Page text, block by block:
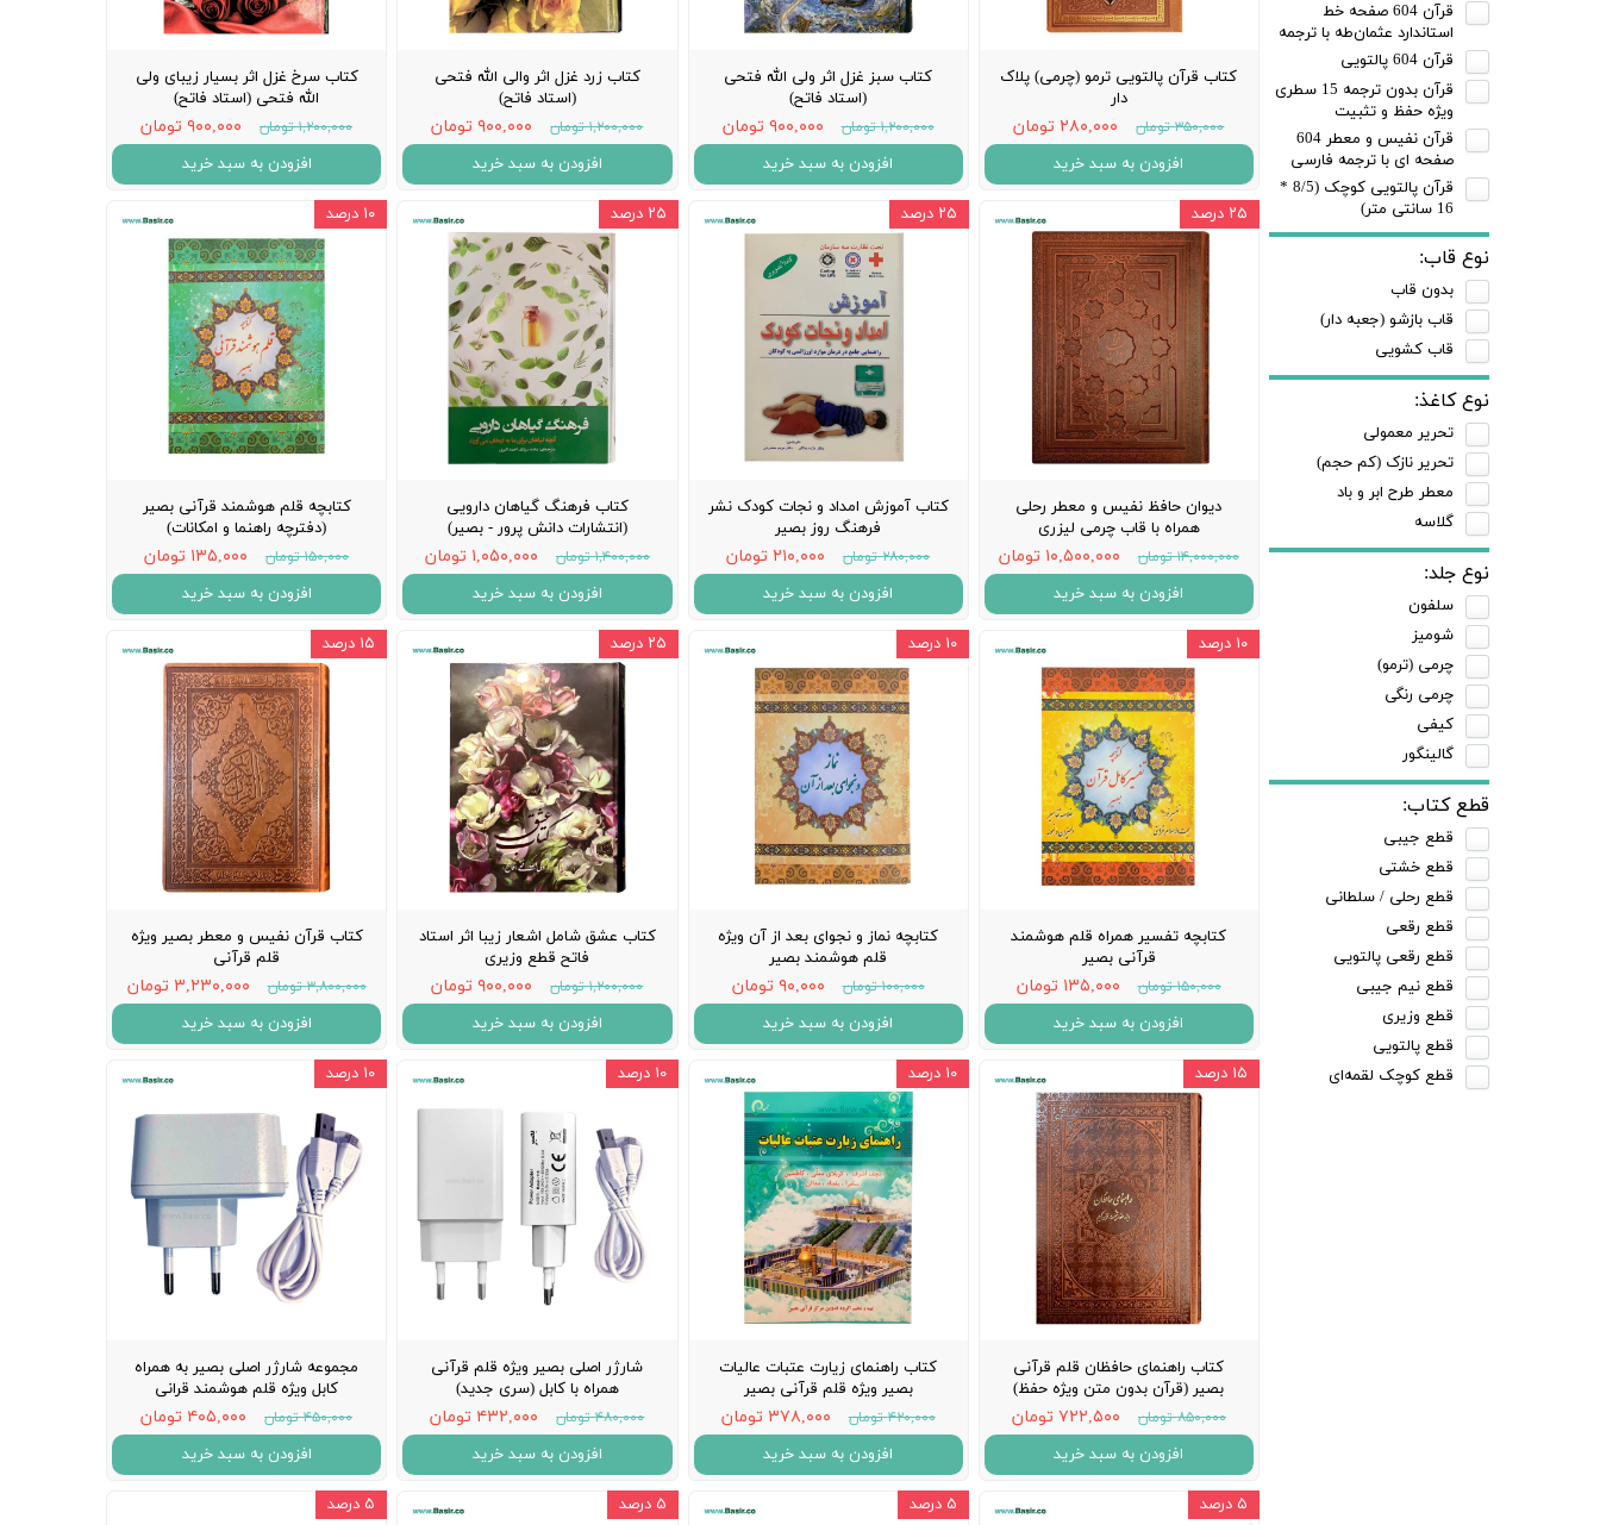
قرآن 604 صفحه خط
استاندارد عثمان‌طه با ترجمه
قرآن 604 پالتویی
قرآن بدون ترجمه 15 سطری
ویژه حفظ و تثبیت
قرآن نفیس و معطر 604
صفحه ای با ترجمه فارسی
قرآن پالتویی کوچک (8/5 *
16 سانتی متر)
نوع قاب:
بدون قاب
قاب بازشو (جعبه دار)
قاب کشویی
نوع کاغذ:
تحریر معمولی
تحریر نازک (کم حجم)
معطر طرح ابر و باد
گلاسه
نوع جلد:
سلفون
شومیز
چرمی (ترمو)
چرمی رنگی
کیفی
گالینگور
قطع کتاب:
قطع جیبی
قطع خشتی
قطع رحلی / سلطانی
قطع رقعی
قطع رقعی پالتویی
قطع نیم جیبی
قطع وزیری
قطع پالتویی
قطع کوچک لقمه‌ای
کتاب قرآن پالتویی ترمو (چرمی) پلاک
دار
۳۵۰,۰۰۰ تومان ۲۸۰,۰۰۰ تومان
افزودن به سبد خرید
کتاب سبز غزل اثر ولی الله فتحی
(استاد فاتح)
۱,۲۰۰,۰۰۰ تومان ۹۰۰,۰۰۰ تومان
افزودن به سبد خرید
کتاب زرد غزل اثر والی الله فتحی
(استاد فاتح)
۱,۲۰۰,۰۰۰ تومان ۹۰۰,۰۰۰ تومان
افزودن به سبد خرید
کتاب سرخ غزل اثر بسیار زیبای ولی
الله فتحی (استاد فاتح)
۱,۲۰۰,۰۰۰ تومان ۹۰۰,۰۰۰ تومان
افزودن به سبد خرید
دیوان حافظ نفیس و معطر رحلی
همراه با قاب چرمی لیزری
۱۴,۰۰۰,۰۰۰ تومان ۱۰,۵۰۰,۰۰۰ تومان
افزودن به سبد خرید
۲۵ درصد
کتاب آموزش امداد و نجات کودک نشر
فرهنگ روز بصیر
۲۸۰,۰۰۰ تومان ۲۱۰,۰۰۰ تومان
افزودن به سبد خرید
۲۵ درصد
کتاب فرهنگ گیاهان دارویی
(انتشارات دانش پرور - بصیر)
۱,۴۰۰,۰۰۰ تومان ۱,۰۵۰,۰۰۰ تومان
افزودن به سبد خرید
۲۵ درصد
کتابچه قلم هوشمند قرآنی بصیر
(دفترچه راهنما و امکانات)
۱۵۰,۰۰۰ تومان ۱۳۵,۰۰۰ تومان
افزودن به سبد خرید
۱۰ درصد
کتابچه تفسیر همراه قلم هوشمند
قرآنی بصیر
۱۵۰,۰۰۰ تومان ۱۳۵,۰۰۰ تومان
افزودن به سبد خرید
۱۰ درصد
کتابچه نماز و نجوای بعد از آن ویژه
قلم هوشمند بصیر
۱۰۰,۰۰۰ تومان ۹۰,۰۰۰ تومان
افزودن به سبد خرید
۱۰ درصد
کتاب عشق شامل اشعار زیبا اثر استاد
فاتح قطع وزیری
۱,۲۰۰,۰۰۰ تومان ۹۰۰,۰۰۰ تومان
افزودن به سبد خرید
۲۵ درصد
کتاب قرآن نفیس و معطر بصیر ویژه
قلم قرآنی
۳,۸۰۰,۰۰۰ تومان ۳,۲۳۰,۰۰۰ تومان
افزودن به سبد خرید
۱۵ درصد
کتاب راهنمای حافظان قلم قرآنی
بصیر (قرآن بدون متن ویژه حفظ)
۸۵۰,۰۰۰ تومان ۷۲۲,۵۰۰ تومان
افزودن به سبد خرید
۱۵ درصد
کتاب راهنمای زیارت عتبات عالیات
بصیر ویژه قلم قرآنی بصیر
۴۲۰,۰۰۰ تومان ۳۷۸,۰۰۰ تومان
افزودن به سبد خرید
۱۰ درصد
شارژر اصلی بصیر ویژه قلم قرآنی
همراه با کابل (سری جدید)
۴۸۰,۰۰۰ تومان ۴۳۲,۰۰۰ تومان
افزودن به سبد خرید
۱۰ درصد
مجموعه شارژر اصلی بصیر به همراه
کابل ویژه قلم هوشمند قرانی
۴۵۰,۰۰۰ تومان ۴۰۵,۰۰۰ تومان
افزودن به سبد خرید
۱۰ درصد
۵ درصد ۵ درصد ۵ درصد ۵ درصد